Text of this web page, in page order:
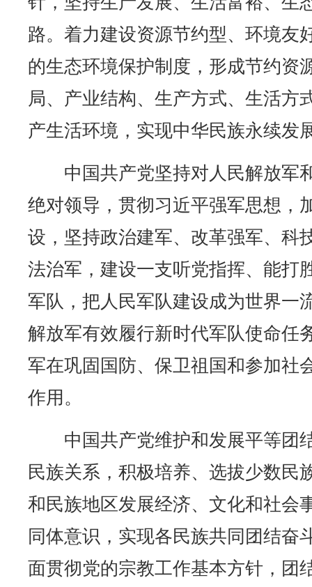
路。着力建设资源节约型、环境友
的生态环境保护制度，形成节约资
局、产业结构、生产方式、生活方
产生活环境，实现中华民族永续发
中国共产党坚持对人民解放军
绝对领导，贯彻习近平强军思想，
设，坚持政治建军、改革强军、科
法治军，建设一支听党指挥、能打
军队，把人民军队建设成为世界一
解放军有效履行新时代军队使命任
军在巩固国防、保卫祖国和参加社
作用。
中国共产党维护和发展平等团
民族关系，积极培养、选拔少数民
和民族地区发展经济、文化和社会
同体意识，实现各民族共同团结奋
面贯彻党的宗教工作基本方针，团